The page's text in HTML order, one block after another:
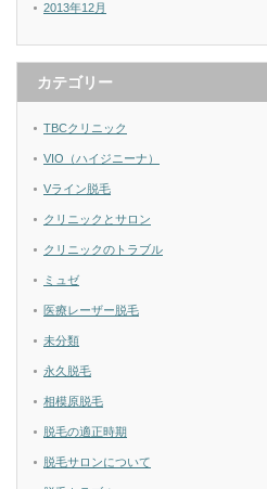
2013年12月
カテゴリー
TBCクリニック
VIO（ハイジニーナ）
Vライン脱毛
クリニックとサロン
クリニックのトラブル
ミュゼ
医療レーザー脱毛
未分類
永久脱毛
相模原脱毛
脱毛の適正時期
脱毛サロンについて